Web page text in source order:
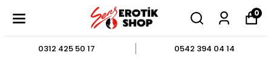
0
0312 425 50 17 0542 394 04 14